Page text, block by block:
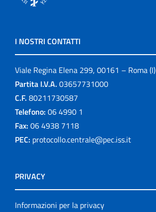
I NOSTRI CONTATTI
Viale Regina Elena 299, 00161 – Roma (I)
Partita I.V.A. 03657731000
C.F. 80211730587
Telefono: 06 4990 1
Fax: 06 4938 7118
PEC: protocollo.centrale@pec.iss.it
PRIVACY
Informazioni per la privacy